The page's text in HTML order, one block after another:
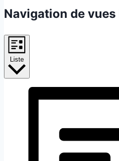
Navigation de vues
Liste